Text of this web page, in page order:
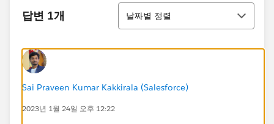
답변 1개
정렬
날짜별 정렬
Sai Praveen Kumar Kakkirala (Salesforce)
2023년 1월 24일 오후 12:22